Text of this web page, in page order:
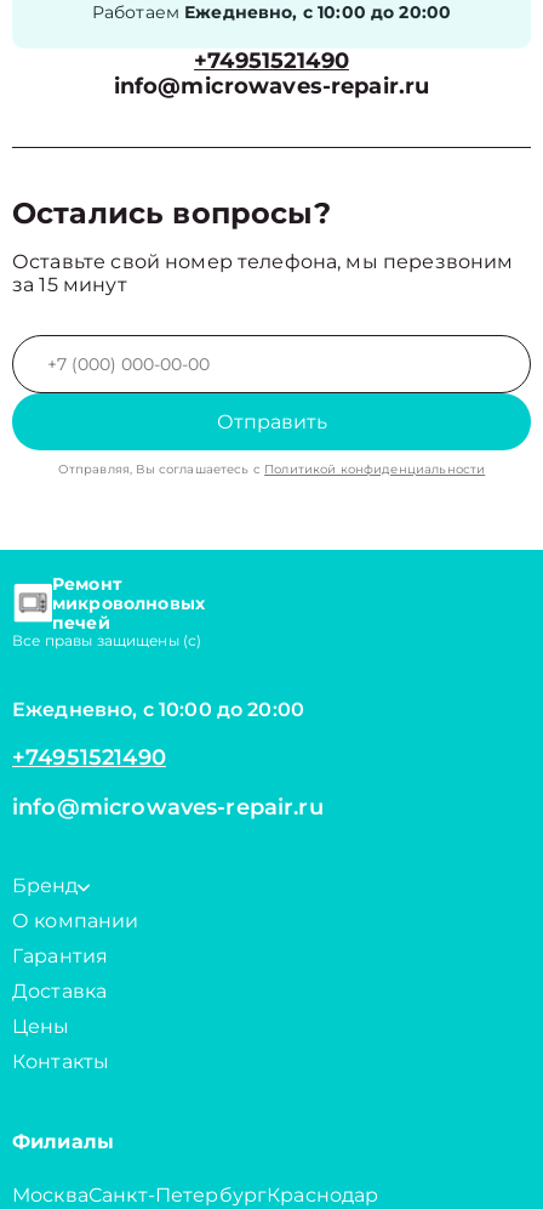
Работаем Ежедневно, с 10:00 до 20:00
+74951521490
info@microwaves-repair.ru
Остались вопросы?
Оставьте свой номер телефона, мы перезвоним
за 15 минут
Отправить
Отправляя, Вы соглашаетесь с Политикой конфиденциальности
Ремонт
микроволновых
печей
Все правы защищены (с)
Ежедневно, с 10:00 до 20:00
+74951521490
info@microwaves-repair.ru
Бренд
О компании
Гарантия
Доставка
Цены
Контакты
Филиалы
МоскваСанкт-ПетербургКраснодар